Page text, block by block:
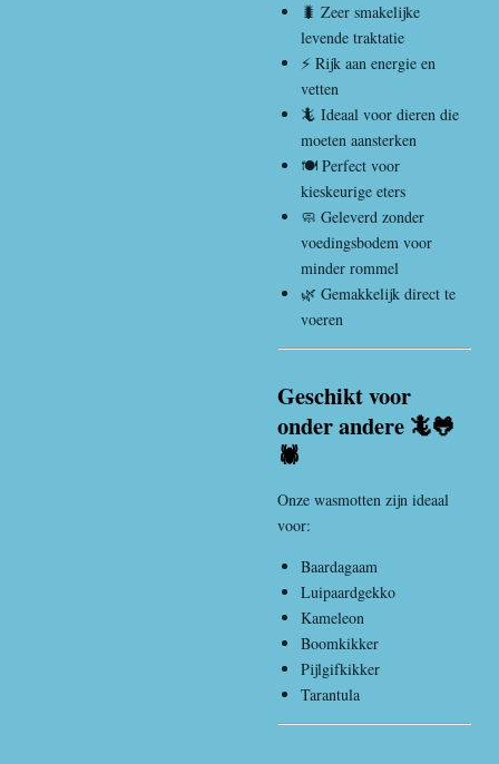
🐛 Zeer smakelijke
levende traktatie
⚡ Rijk aan energie en
vetten
🦎 Ideaal voor dieren die
moeten aansterken
🍽️ Perfect voor
kieskeurige eters
🧼 Geleverd zonder
voedingsbodem voor
minder rommel
🌿 Gemakkelijk direct te
voeren
Geschikt voor
onder andere 🦎🐸
🕷️
Onze wasmotten zijn ideaal
voor:
Baardagaam
Luipaardgekko
Kameleon
Boomkikker
Pijlgifkikker
Tarantula